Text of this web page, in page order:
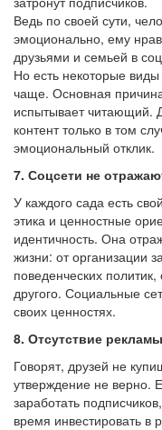
Ведь по своей сути,
эмоционально, ему
друзьями и семьей в
Но есть некоторые
чаще. Основная
испытывает читающий.
контент только в том
эмоциональный отклик.
7. Соцсети не
У каждого сада есть
этика и ценностные
идентичность. Она
жизни: от организации
поведенческих
другого. Социальные
своих ценностях.
8. Отсутствие рекламы
Говорят, друзей не
утверждение не верно.
заработать
время инвестировать в